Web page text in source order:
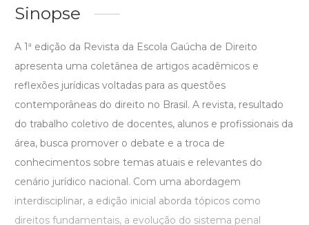
Sinopse
A 1ª edição da Revista da Escola Gaúcha de Direito
apresenta uma coletânea de artigos acadêmicos e
reflexões jurídicas voltadas para as questões
contemporâneas do direito no Brasil. A revista, resultado
do trabalho coletivo de docentes, alunos e profissionais da
área, busca promover o debate e a troca de
conhecimentos sobre temas atuais e relevantes do
cenário jurídico nacional. Com uma abordagem
interdisciplinar, a edição inicial aborda tópicos como
direitos fundamentais, a evolução do sistema penal